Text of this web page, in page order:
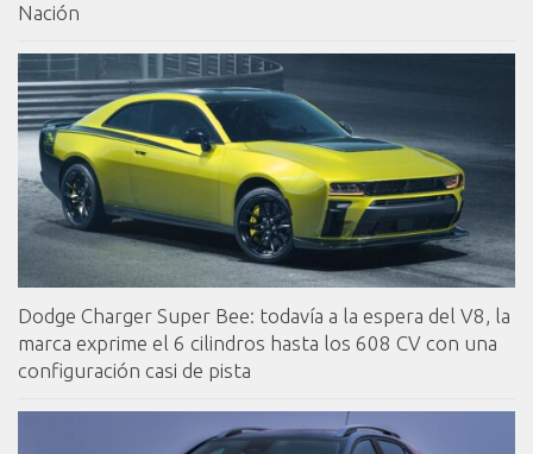
Nación
Dodge Charger Super Bee: todavía a la espera del V8, la
marca exprime el 6 cilindros hasta los 608 CV con una
configuración casi de pista